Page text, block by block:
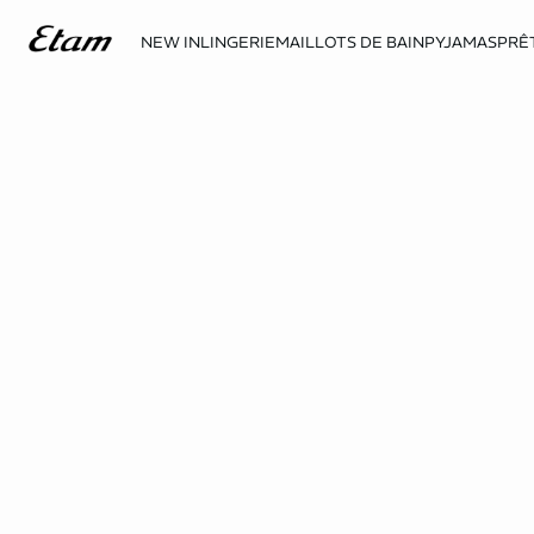
NEW INLINGERIEMAILLOTS DE BAINPYJAMAS